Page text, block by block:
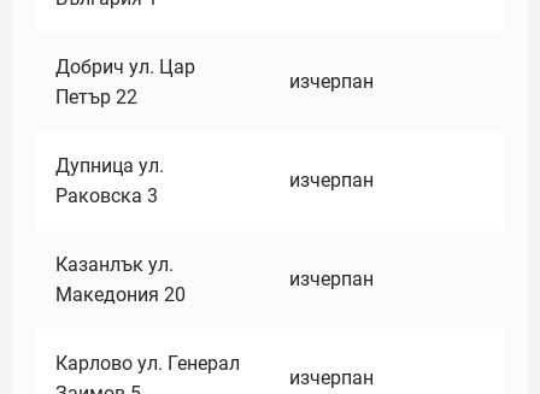
Добрич ул. Цар
Петър 22
изчерпан
Дупница ул.
Раковска 3
изчерпан
Казанлък ул.
Македония 20
изчерпан
Карлово ул. Генерал
изчерпан